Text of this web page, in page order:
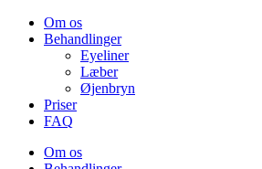
VidereOm os
Behandlinger
Eyeliner
Læber
Øjenbryn
Priser
FAQ
Om os